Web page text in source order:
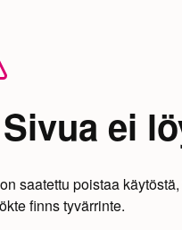
ei
saatettu poistaa
finns tyvärrinte.